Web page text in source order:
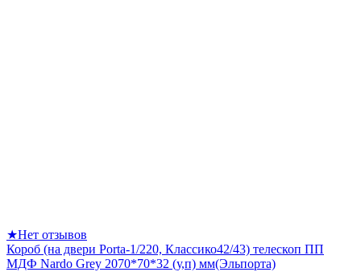
★Нет отзывов
Короб (на двери Porta-1/220, Классико42/43) телескоп ПП
МДФ Nardo Grey 2070*70*32 (у,п) мм(Эльпорта)